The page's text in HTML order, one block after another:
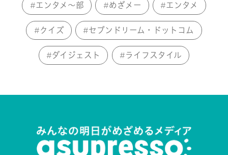
エンタメ～部 めざメー エンタメ
クイズ セブンドリーム・ドットコム
ダイジェスト ライフスタイル